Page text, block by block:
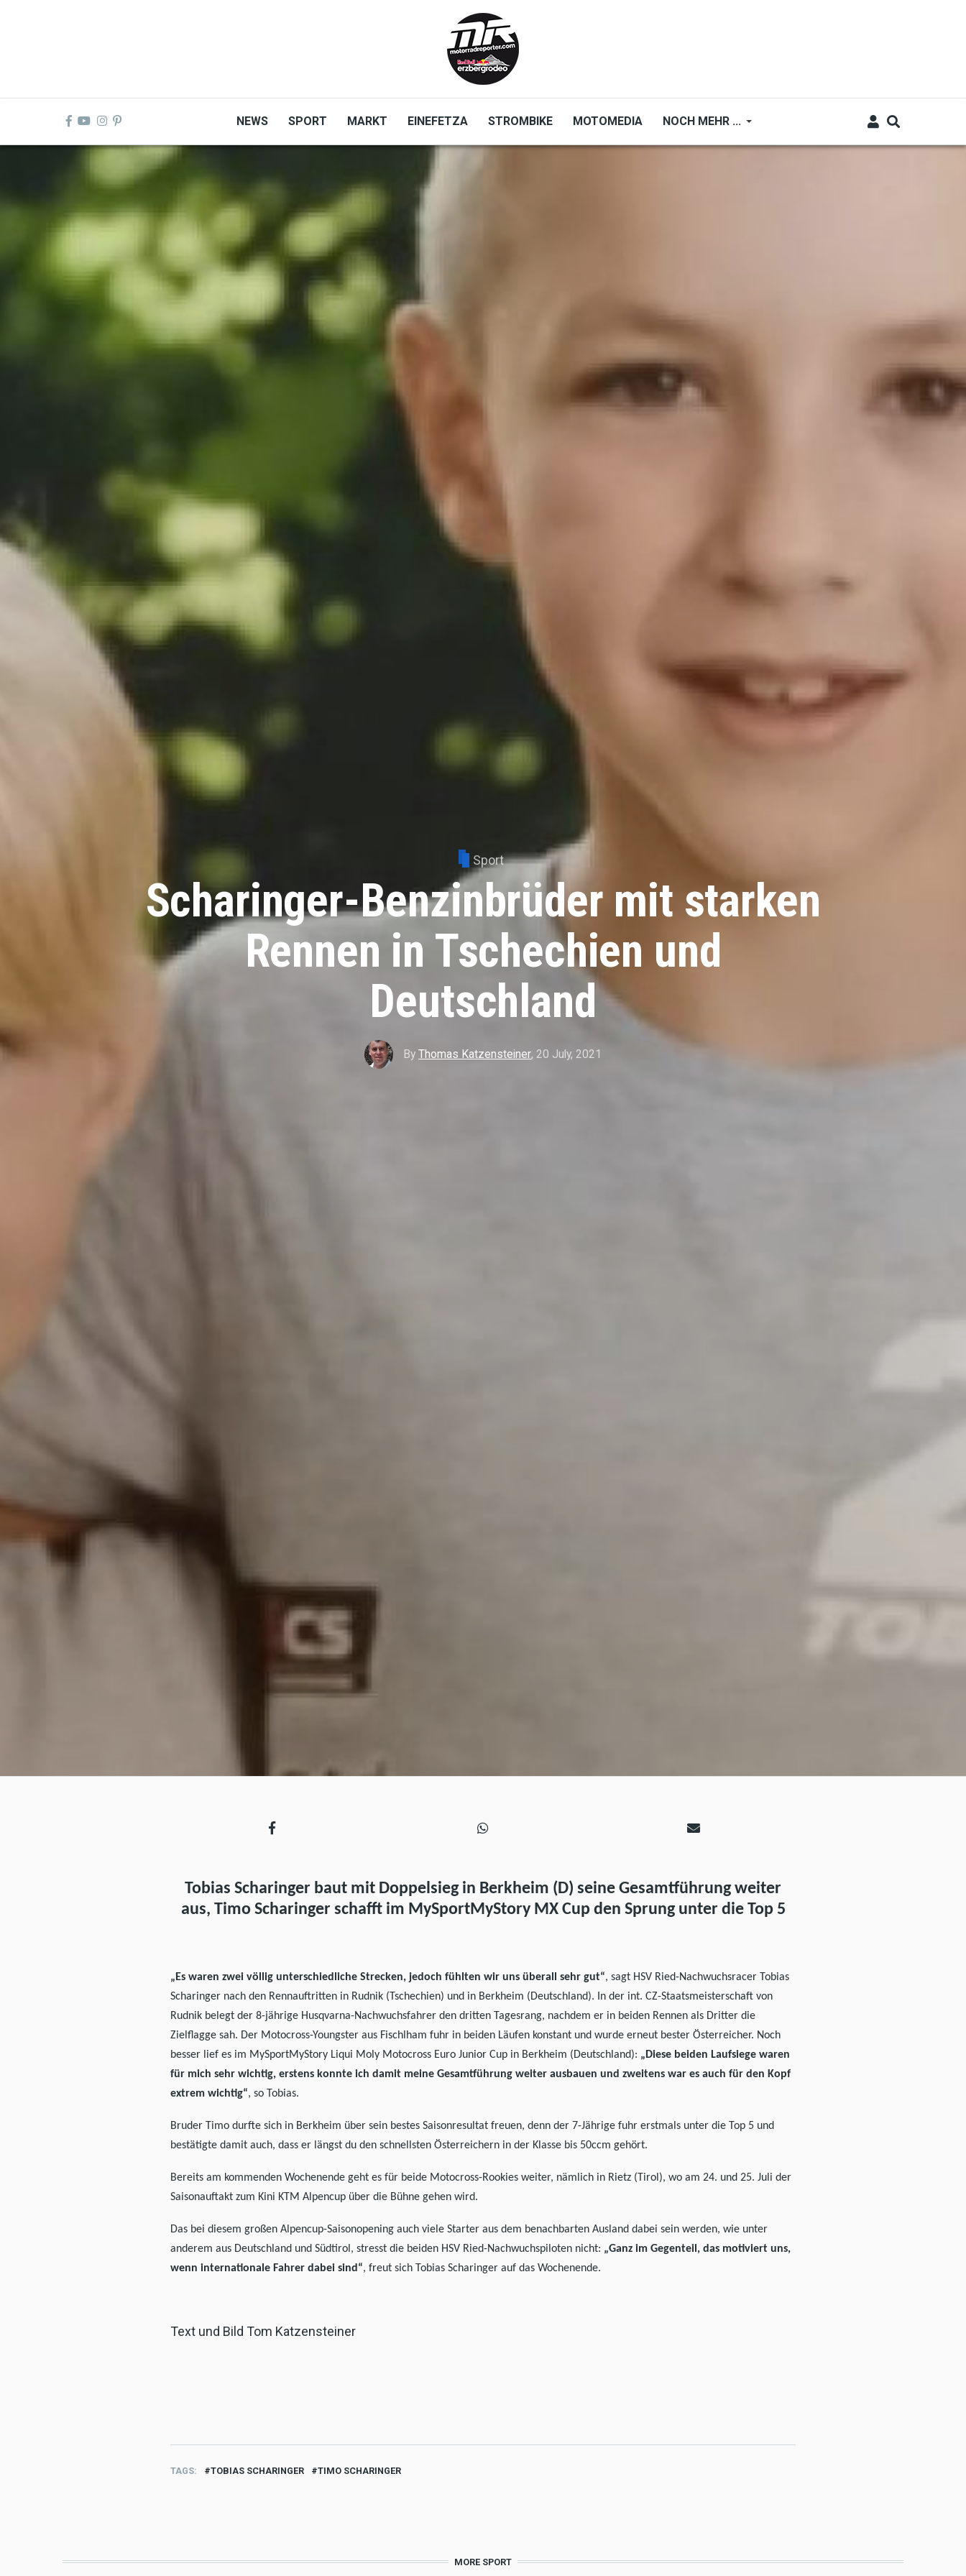
NEWS SPORT MARKT EINEFETZA STROMBIKE MOTOMEDIA NOCH MEHR ...
Sport
Scharinger-Benzinbrüder mit starken
Rennen in Tschechien und
Deutschland
By Thomas Katzensteiner, 20 July, 2021
Tobias Scharinger baut mit Doppelsieg in Berkheim (D) seine Gesamtführung weiter
aus, Timo Scharinger schafft im MySportMyStory MX Cup den Sprung unter die Top 5
„Es waren zwei völlig unterschiedliche Strecken, jedoch fühlten wir uns überall sehr gut“, sagt HSV Ried-Nachwuchsracer Tobias
Scharinger nach den Rennauftritten in Rudnik (Tschechien) und in Berkheim (Deutschland). In der int. CZ-Staatsmeisterschaft von
Rudnik belegt der 8-jährige Husqvarna-Nachwuchsfahrer den dritten Tagesrang, nachdem er in beiden Rennen als Dritter die
Zielflagge sah. Der Motocross-Youngster aus Fischlham fuhr in beiden Läufen konstant und wurde erneut bester Österreicher. Noch
besser lief es im MySportMyStory Liqui Moly Motocross Euro Junior Cup in Berkheim (Deutschland): „Diese beiden Laufsiege waren
für mich sehr wichtig, erstens konnte ich damit meine Gesamtführung weiter ausbauen und zweitens war es auch für den Kopf
extrem wichtig“, so Tobias.
Bruder Timo durfte sich in Berkheim über sein bestes Saisonresultat freuen, denn der 7-Jährige fuhr erstmals unter die Top 5 und
bestätigte damit auch, dass er längst du den schnellsten Österreichern in der Klasse bis 50ccm gehört.
Bereits am kommenden Wochenende geht es für beide Motocross-Rookies weiter, nämlich in Rietz (Tirol), wo am 24. und 25. Juli der
Saisonauftakt zum Kini KTM Alpencup über die Bühne gehen wird.
Das bei diesem großen Alpencup-Saisonopening auch viele Starter aus dem benachbarten Ausland dabei sein werden, wie unter
anderem aus Deutschland und Südtirol, stresst die beiden HSV Ried-Nachwuchspiloten nicht: „Ganz im Gegenteil, das motiviert uns,
wenn internationale Fahrer dabei sind“, freut sich Tobias Scharinger auf das Wochenende.
Text und Bild Tom Katzensteiner
TAGS TOBIAS SCHARINGER TIMO SCHARINGER
MORE SPORT